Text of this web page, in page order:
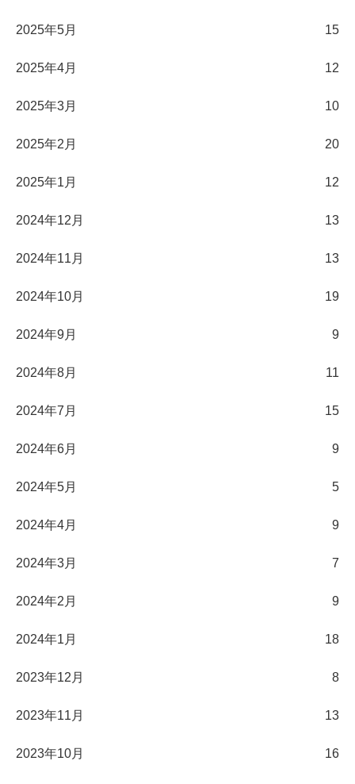
2025年5月 15
2025年4月 12
2025年3月 10
2025年2月 20
2025年1月 12
2024年12月 13
2024年11月 13
2024年10月 19
2024年9月 9
2024年8月 11
2024年7月 15
2024年6月 9
2024年5月 5
2024年4月 9
2024年3月 7
2024年2月 9
2024年1月 18
2023年12月 8
2023年11月 13
2023年10月 16